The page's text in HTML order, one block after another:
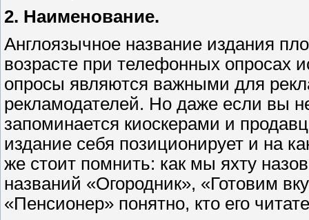
2. Наименование.
Англоязычное название издания
возрасте при телефонных опросах
опросы являются важными для
рекламодателей. Но даже если вы
запоминается киоскерами и
издание себя позиционирует и на
же стоит помнить: как мы яхту
названий «Огородник», «Готовим
«Пенсионер» понятно, кто его